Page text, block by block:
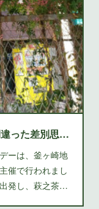
西成区特区構想は、維新の会の間違った差別思想に基づくもの
ーは、釜ヶ崎地
催で行われまし
発し、萩之茶…